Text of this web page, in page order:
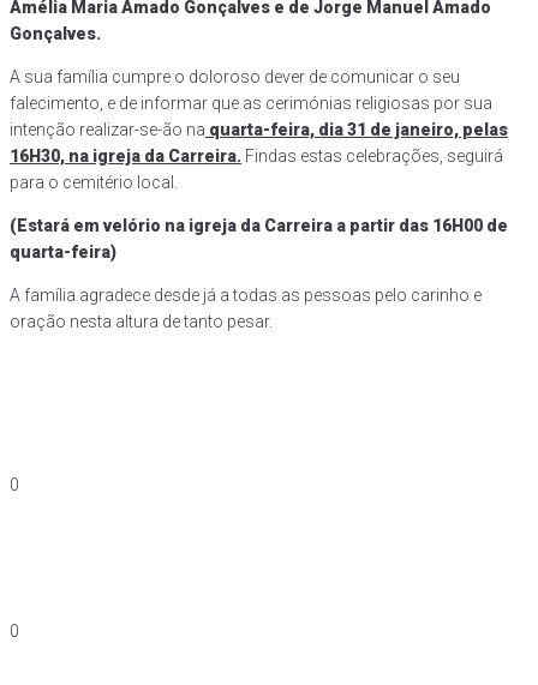
Amélia Maria Amado Gonçalves e de Jorge Manuel Amado
Gonçalves.
A sua família cumpre o doloroso dever de comunicar o seu
falecimento, e de informar que as cerimónias religiosas por sua
intenção realizar-se-ão na quarta-feira, dia 31 de janeiro, pelas
16H30, na igreja da Carreira. Findas estas celebrações, seguirá
para o cemitério local.
(Estará em velório na igreja da Carreira a partir das 16H00 de
quarta-feira)
A família agradece desde já a todas as pessoas pelo carinho e
oração nesta altura de tanto pesar.
0
0